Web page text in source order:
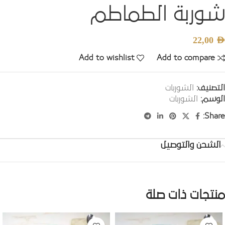
شوربة الطماطم
22,00 AED
Add to compare
Add to wishlist
التصنيف:
الشوربات
الوسم:
الشوربات
Share:
الشحن والتوصيل
منتجات ذات صلة